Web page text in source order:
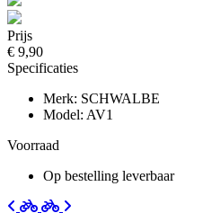
Prijs
€ 9,90
Specificaties
Merk: SCHWALBE
Model: AV1
Voorraad
Op bestelling leverbaar